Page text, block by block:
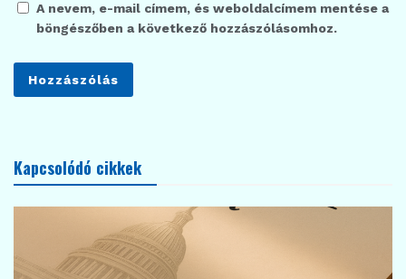
A nevem, e-mail címem, és weboldalcímem mentése a
böngészőben a következő hozzászólásomhoz.
Kapcsolódó cikkek